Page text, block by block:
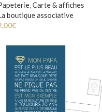
,Carte & affiches
boutique associative
€